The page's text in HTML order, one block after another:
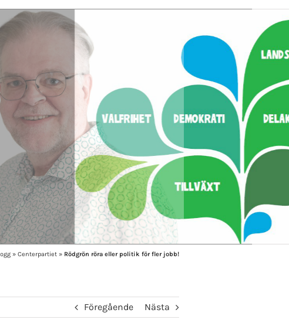
» Centerpartiet » Rödgrön röra eller politik för fler jobb!
Föregående Nästa